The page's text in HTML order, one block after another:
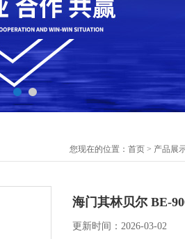
您现在的位置： 首页 > 产品展
海门其林贝尔 BE-
更新时间：2026-03-02